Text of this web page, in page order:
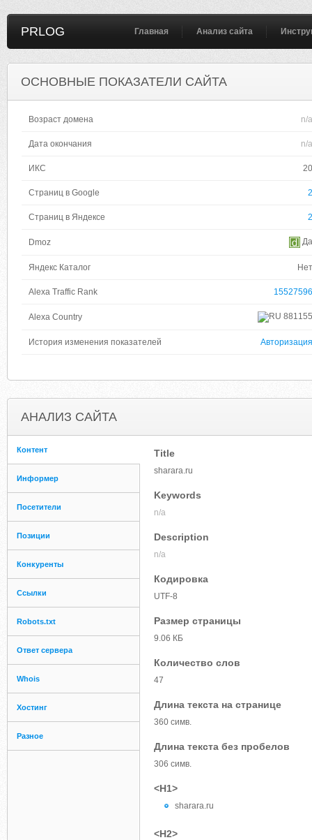
PRLOG Главная Анализ сайта
ОСНОВНЫЕ ПОКАЗАТЕЛИ САЙТА
Возраст домена n/a
Дата окончания n/a
ИКС 20
Страниц в Google 2
Страниц в Яндексе 2
Dmoz Да
Яндекс Каталог Нет
Alexa Traffic Rank 15527596
Alexa Country 881155
История изменения показателей Авторизация
АНАЛИЗ САЙТА
Контент
Информер
Посетители
Позиции
Конкуренты
Ссылки
Robots.txt
Ответ сервера
Whois
Хостинг
Разное
Title
sharara.ru
Keywords
n/a
Description
n/a
Кодировка
UTF-8
Размер страницы
9.06 КБ
Количество слов
47
Длина текста на странице
360 симв.
Длина текста без пробелов
306 симв.
<H1>
sharara.ru
<H2>